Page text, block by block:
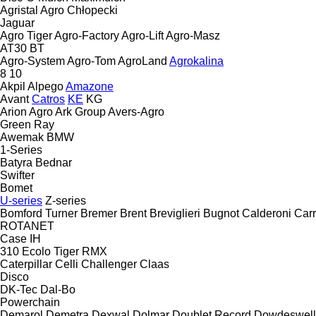
Agristal Agro Chłopecki
Jaguar
Agro TigerAgro-FactoryAgro-LiftAgro-Masz
AT30 BT
Agro-SystemAgro-TomAgroLand Agrokalina
8 10
Akpil AlpegoAmazone
Avant Catros KE KG
Arion AgroArk GroupAvers-Agro
Green Ray
Awemak BMW
1-Series
Batyra Bednar
Swifter
Bomet
U-series Z-series
Bomford Turner Bremer Brent Breviglieri Bugnot Calderoni
ROTANET
Case IH
310 Ecolo Tiger RMX
Caterpillar Celli Challenger Claas
Disco
DK-Tec Dal-Bo
Powerchain